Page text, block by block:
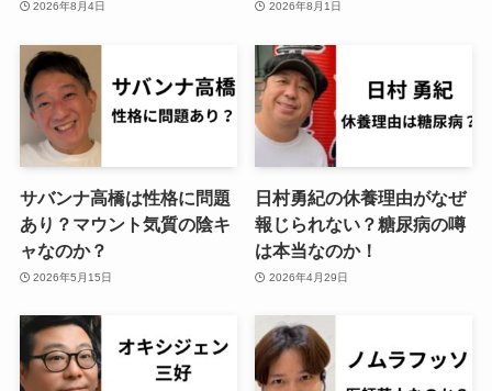
2026年8月4日 2026年8月1日
サバンナ高橋は性格に問題
あり？マウント気質の陰キ
ャなのか？
2026年5月15日
日村勇紀の休養理由がなぜ
報じられない？糖尿病の噂
は本当なのか！
2026年4月29日